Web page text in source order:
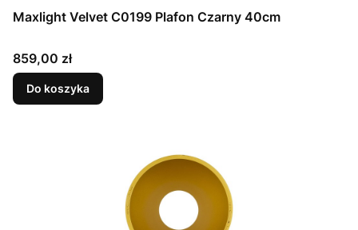
Maxlight Velvet C0199 Plafon Czarny 40cm
Cena
859,00 zł
Do koszyka